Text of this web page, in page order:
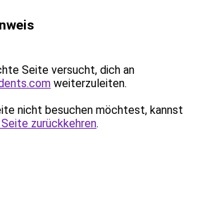
Seite versucht, dich an
weiterzuleiten.
nicht besuchen möchtest, kannst
zurückkehren.